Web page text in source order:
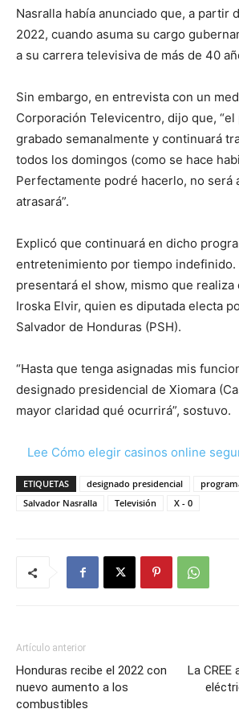
Nasralla había anunciado que, a partir
2022, cuando asuma su cargo
a su carrera televisiva de más de 40
Sin embargo, en entrevista con un
Corporación Televicentro, dijo que, “el
grabado semanalmente y continuará
todos los domingos (como se hace
Perfectamente podré hacerlo, no será
atrasará”.
Explicó que continuará en dicho
entretenimiento por tiempo indefinido.
presentará el show, mismo que realiza
Iroska Elvir, quien es diputada electa
Salvador de Honduras (PSH).
“Hasta que tenga asignadas mis
designado presidencial de Xiomara
mayor claridad qué ocurrirá”, sostuvo.
Lee Cómo elegir casinos online
ETIQUETAS designado presidencial
Salvador Nasralla
Televisión X - 0
Artículo anterior
Honduras recibe el 2022 con
nuevo aumento a los
combustibles
La